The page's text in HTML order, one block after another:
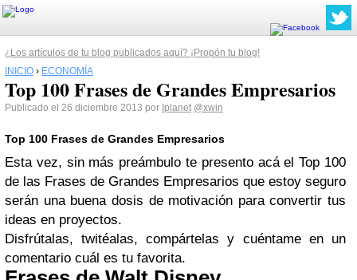
¿Los artículos de tu blog publicados aquí? ¡Propón tu blog!
INICIO › ECONOMÍA
Top 100 Frases de Grandes Empresarios
Publicado el 26 diciembre 2013 por Iplanet @xwin
Top 100 Frases de Grandes Empresarios
Esta vez, sin más preámbulo te presento acá el Top 100
de las Frases de Grandes Empresarios que estoy seguro
serán una buena dosis de motivación para convertir tus
ideas en proyectos.
Disfrútalas, twitéalas, compártelas y cuéntame en un
comentario cuál es tu favorita.